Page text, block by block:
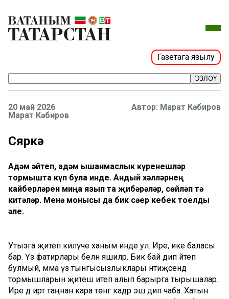
Газетага язылу
ЭЗЛӘҮ
20 май 2026
Марат Кәбиров
Марат Кәбиров
Сөяркә
Адәм әйтеп, адәм ышанмаслык күренешләр
тормышта күп була инде. Андый хәлләрнең
кайберләрен миңа язып та җибәрәләр, сөйләп тә
китәләр. Менә монысы да бик сәер кебек тоелды
әле.
Утызга җитеп килүче ханым инде ул. Ире, ике баласы
бар. Үз фатирлары белән яшиләр. Бик бай дип әйтеп
булмый, әмма үз тынгысызлыклары нәтиҗәсендә
тормышларын җитеш итеп алып барырга тырышалар.
Ире дә иртә таңнан кара төнгә кадәр эш дип чаба. Хатын